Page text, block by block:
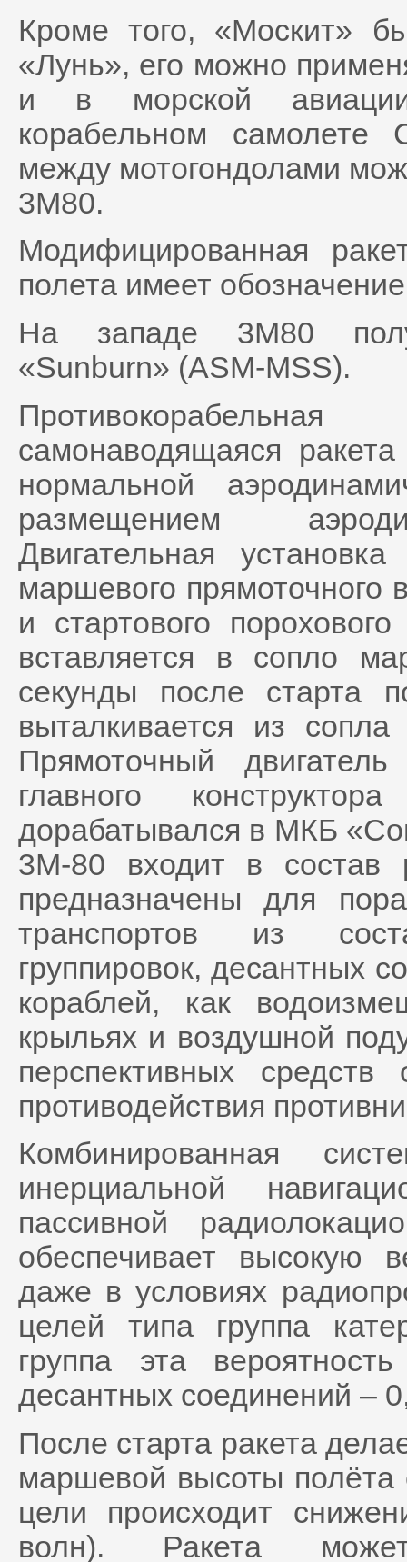
Кроме того, «Москит»
«Лунь», его можно
и в морской
корабельном
между мотогондолами
3М80.
Модифицированная
полета имеет
На западе 3М80
«Sunburn» (ASM-MSS).
самонаводящаяся
нормальной
размещением
Двигательная
маршевого прямоточного
и стартового
вставляется в сопло
секунды после старта
выталкивается из
Прямоточный
главного
дорабатывался в МКБ
3М-80 входит в состав
предназначены для
транспортов из
группировок, десантных
кораблей, как
крыльях и воздушной
перспективных средств
противодействия
Комбинированная
инерциальной
пассивной
обеспечивает высокую
даже в условиях
целей типа группа
группа эта
десантных соединений –
После старта ракета
маршевой высоты полёта
цели происходит
волн). Ракета